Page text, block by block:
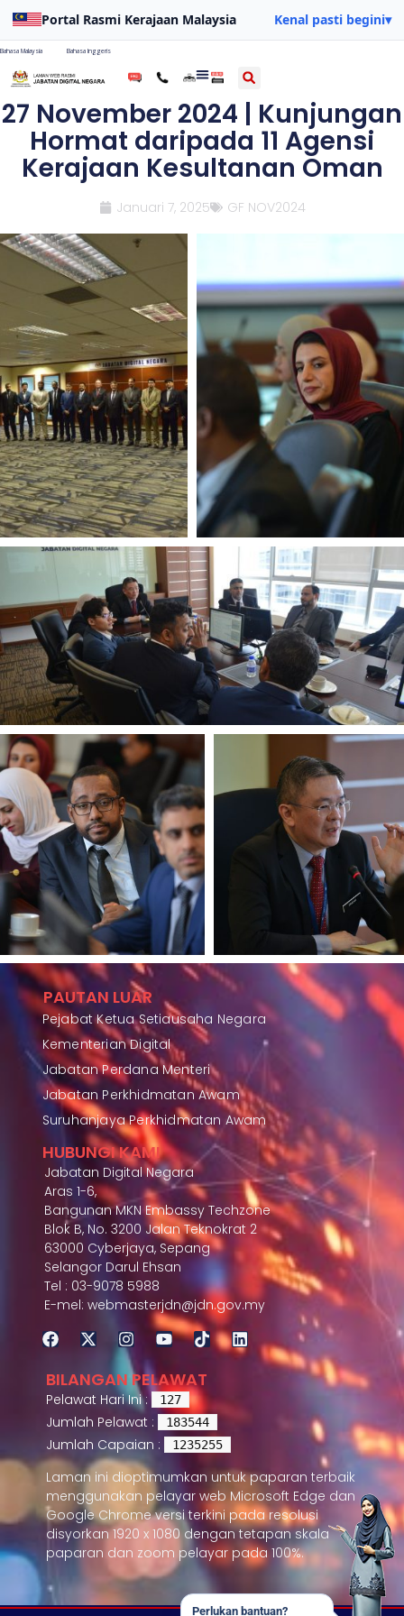
Portal Rasmi Kerajaan Malaysia Kenal pasti begini▾
Bahasa Malaysia Bahasa Inggeris
Perlukan bantuan?
27 November 2024 | Kunjungan
Hormat daripada 11 Agensi
Kerajaan Kesultanan Oman
Januari 7, 2025 GF NOV2024
PAUTAN LUAR
Pejabat Ketua Setiausaha Negara
Kementerian Digital
Jabatan Perdana Menteri
Jabatan Perkhidmatan Awam
Suruhanjaya Perkhidmatan Awam
HUBUNGI KAMI
Jabatan Digital Negara
Aras 1-6,
Bangunan MKN Embassy Techzone
Blok B, No. 3200 Jalan Teknokrat 2
63000 Cyberjaya, Sepang
Selangor Darul Ehsan
Tel : 03-9078 5988
E-mel: webmasterjdn@jdn.gov.my
BILANGAN PELAWAT
Pelawat Hari Ini : 127
Jumlah Pelawat : 183544
Jumlah Capaian : 1235255
Laman ini dioptimumkan untuk paparan terbaik
menggunakan pelayar web Microsoft Edge dan
Google Chrome versi terkini pada resolusi
disyorkan 1920 x 1080 dengan tetapan skala
paparan dan zoom pelayar pada 100%.